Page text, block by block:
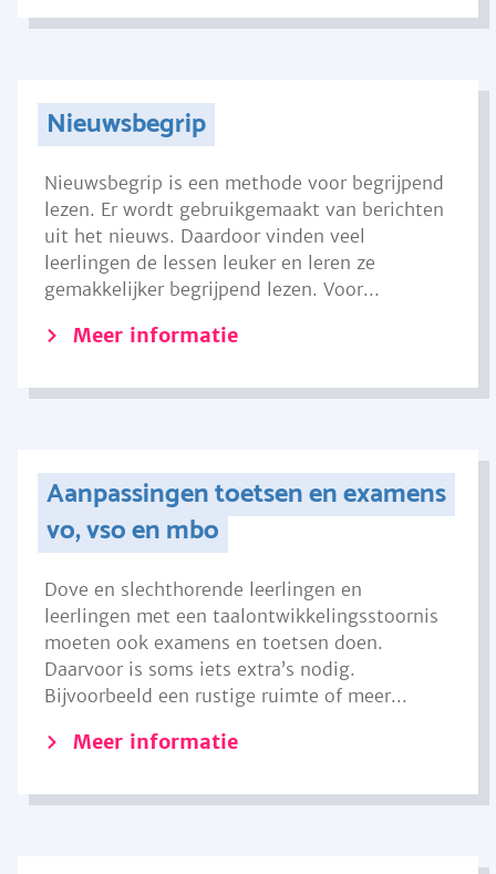
Nieuwsbegrip
Nieuwsbegrip is een methode voor begrijpend
lezen. Er wordt gebruikgemaakt van berichten
uit het nieuws. Daardoor vinden veel
leerlingen de lessen leuker en leren ze
gemakkelijker begrijpend lezen. Voor...
Meer informatie
Aanpassingen toetsen en examens
vo, vso en mbo
Dove en slechthorende leerlingen en
leerlingen met een taalontwikkelingsstoornis
moeten ook examens en toetsen doen.
Daarvoor is soms iets extra’s nodig.
Bijvoorbeeld een rustige ruimte of meer...
Meer informatie